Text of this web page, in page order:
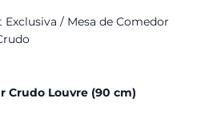
Exclusiva / Mesa de Comedor
Crudo Louvre (90 cm)